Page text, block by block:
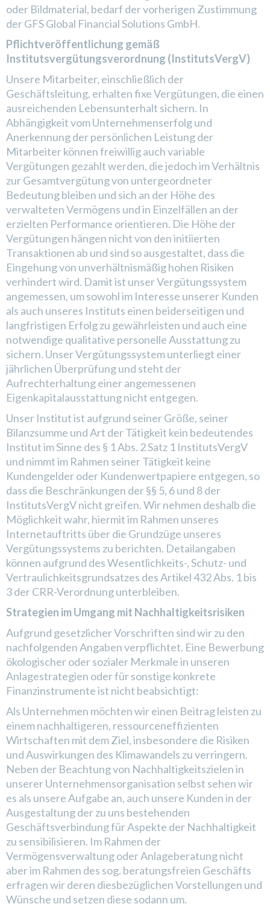
oder Bildmaterial, bedarf der vorherigen Zustimmung
der GFS Global Financial Solutions GmbH.
Pflichtveröffentlichung gemäß
Institutsvergütungsverordnung (InstitutsVergV)
Unsere Mitarbeiter, einschließlich der
Geschäftsleitung, erhalten fixe Vergütungen, die einen
ausreichenden Lebensunterhalt sichern. In
Abhängigkeit vom Unternehmenserfolg und
Anerkennung der persönlichen Leistung der
Mitarbeiter können freiwillig auch variable
Vergütungen gezahlt werden, die jedoch im Verhältnis
zur Gesamtvergütung von untergeordneter
Bedeutung bleiben und sich an der Höhe des
verwalteten Vermögens und in Einzelfällen an der
erzielten Performance orientieren. Die Höhe der
Vergütungen hängen nicht von den initiierten
Transaktionen ab und sind so ausgestaltet, dass die
Eingehung von unverhältnismäßig hohen Risiken
verhindert wird. Damit ist unser Vergütungssystem
angemessen, um sowohl im Interesse unserer Kunden
als auch unseres Instituts einen beiderseitigen und
langfristigen Erfolg zu gewährleisten und auch eine
notwendige qualitative personelle Ausstattung zu
sichern. Unser Vergütungssystem unterliegt einer
jährlichen Überprüfung und steht der
Aufrechterhaltung einer angemessenen
Eigenkapitalausstattung nicht entgegen.
Unser Institut ist aufgrund seiner Größe, seiner
Bilanzsumme und Art der Tätigkeit kein bedeutendes
Institut im Sinne des § 1 Abs. 2 Satz 1 InstitutsVergV
und nimmt im Rahmen seiner Tätigkeit keine
Kundengelder oder Kundenwertpapiere entgegen, so
dass die Beschränkungen der §§ 5, 6 und 8 der
InstitutsVergV nicht greifen. Wir nehmen deshalb die
Möglichkeit wahr, hiermit im Rahmen unseres
Internetauftritts über die Grundzüge unseres
Vergütungssystems zu berichten. Detailangaben
können aufgrund des Wesentlichkeits-, Schutz- und
Vertraulichkeitsgrundsatzes des Artikel 432 Abs. 1 bis
3 der CRR-Verordnung unterbleiben.
Strategien im Umgang mit Nachhaltigkeitsrisiken
Aufgrund gesetzlicher Vorschriften sind wir zu den
nachfolgenden Angaben verpflichtet. Eine Bewerbung
ökologischer oder sozialer Merkmale in unseren
Anlagestrategien oder für sonstige konkrete
Finanzinstrumente ist nicht beabsichtigt:
Als Unternehmen möchten wir einen Beitrag leisten zu
einem nachhaltigeren, ressourceneffizienten
Wirtschaften mit dem Ziel, insbesondere die Risiken
und Auswirkungen des Klimawandels zu verringern.
Neben der Beachtung von Nachhaltigkeitszielen in
unserer Unternehmensorganisation selbst sehen wir
es als unsere Aufgabe an, auch unsere Kunden in der
Ausgestaltung der zu uns bestehenden
Geschäftsverbindung für Aspekte der Nachhaltigkeit
zu sensibilisieren. Im Rahmen der
Vermögensverwaltung oder Anlageberatung nicht
aber im Rahmen des sog. beratungsfreien Geschäfts
erfragen wir deren diesbezüglichen Vorstellungen und
Wünsche und setzen diese sodann um.